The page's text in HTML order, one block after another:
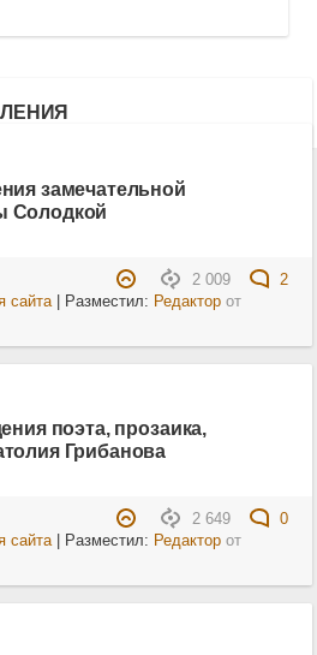
замечательной
Солодкой
2 009
2
сайта| Разместил: Редакторот
поэта, прозаика,
Грибанова
2 649
0
сайта| Разместил: Редакторот